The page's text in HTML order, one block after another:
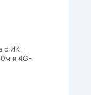
с ИК-
и 4G-